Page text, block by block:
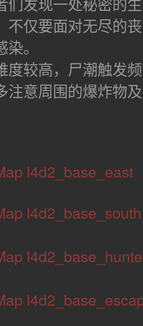
不仅要面对无尽的
。
度较高，尸潮触发
注意周围的爆炸物
l4d2_base_east
l4d2_base_south